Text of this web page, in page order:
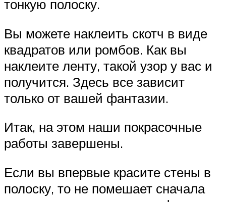
тонкую полоску.
Вы можете наклеить скотч в виде
квадратов или ромбов. Как вы
наклеите ленту, такой узор у вас и
получится. Здесь все зависит
только от вашей фантазии.
Итак, на этом наши покрасочные
работы завершены.
Если вы впервые красите стены в
полоску, то не помешает сначала